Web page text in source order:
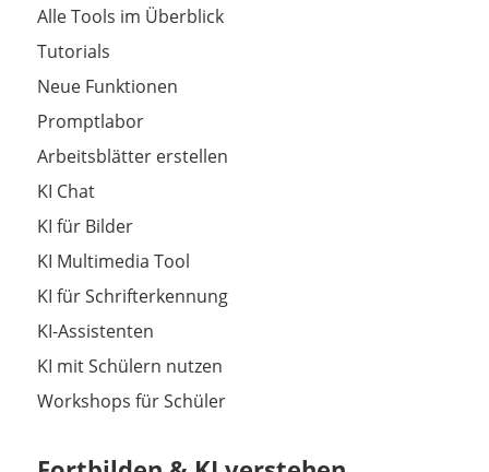
Alle Tools im Überblick
Tutorials
Neue Funktionen
Promptlabor
Arbeitsblätter erstellen
KI Chat
KI für Bilder
KI Multimedia Tool
KI für Schrifterkennung
KI-Assistenten
KI mit Schülern nutzen
Workshops für Schüler